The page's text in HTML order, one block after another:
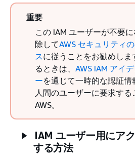
重要
この IAM ユーザーが不要
除してAWS セキュリティ
スに従うことをお勧めしま
るときは、 AWS IAM アイ
ーを通じて一時的な認証
人間のユーザーに要求す
AWS。
IAM ユーザー用にア
する方法